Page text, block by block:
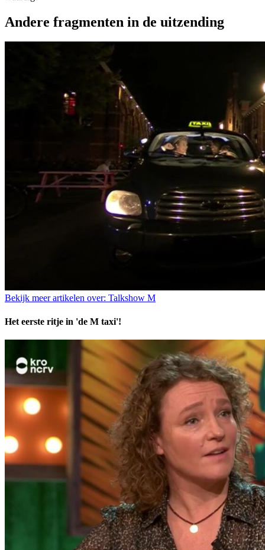
Andere fragmenten in de uitzending
Bekijk meer artikelen over: Talkshow M
Het eerste ritje in 'de M taxi'!